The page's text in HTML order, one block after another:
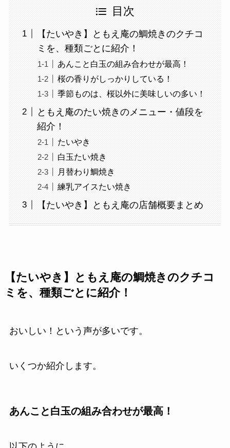
目次
【たいやき】ともえ庵の鯛焼きのクチコ
ミを、種類ごとに紹介！
あんこと白玉の組み合わせが最高！
桜の香りがしっかりしている！
季節ものは、桜以外に美味しいの多い！
ともえ庵のたい焼きのメニュー・値段を
紹介！
たいやき
白玉たい焼き
月替わり鯛焼き
練乳アイスたい焼き
【たいやき】ともえ庵の店舗概要まとめ
【たいやき】ともえ庵の鯛焼きのクチコ
ミを、種類ごとに紹介！
おいしい！という声が多いです。
いくつか紹介します。
あんこと白玉の組み合わせが最高！